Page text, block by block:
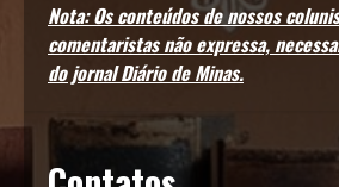
Nota: Os conteúdos de nossos
comentaristas não expressa,
do jornal Diário de Minas.